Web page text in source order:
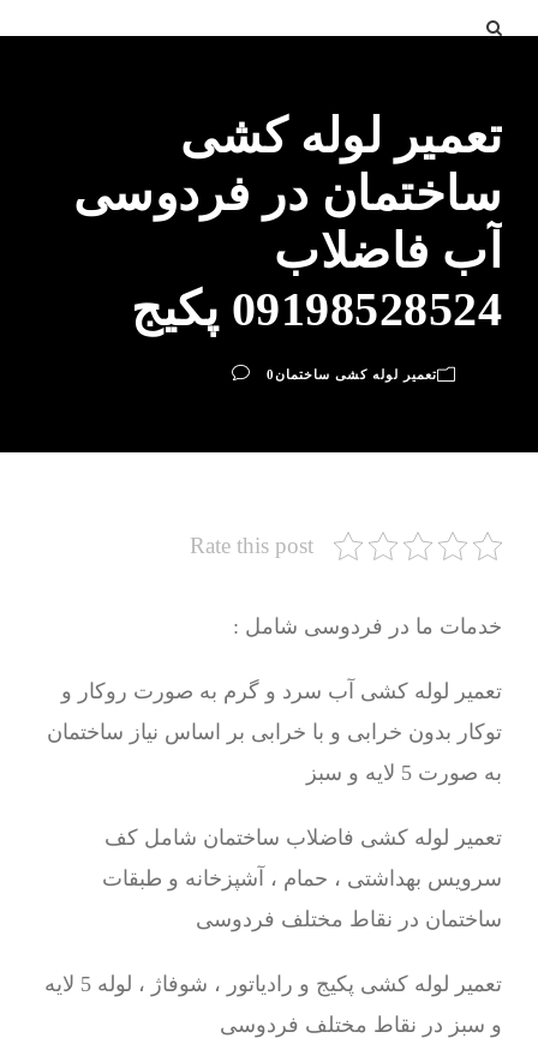
تعمیر لوله کشی
ساختمان در فردوسی
آب فاضلاب
09198528524 پکیج
تعمیر لوله کشی ساختمان0
Rate this post
خدمات ما در فردوسی شامل :
تعمیر لوله کشی آب سرد و گرم به صورت روکار و
توکار بدون خرابی و با خرابی بر اساس نیاز ساختمان
به صورت 5 لایه و سبز
تعمیر لوله کشی فاضلاب ساختمان شامل کف
سرویس بهداشتی ، حمام ، آشپزخانه و طبقات
ساختمان در نقاط مختلف فردوسی
تعمیر لوله کشی پکیج و رادیاتور ، شوفاژ ، لوله 5 لایه
و سبز در نقاط مختلف فردوسی